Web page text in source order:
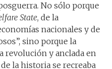
No sólo porque
State, de la
nacionales y de
sino porque la
revolución y anclada en
la historia se recreaba